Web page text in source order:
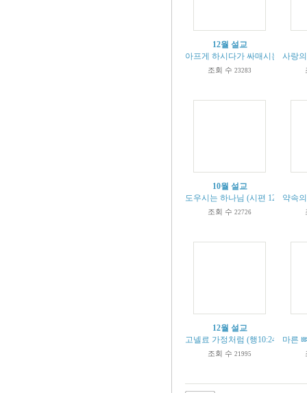
12월 설교
아프게 하시다가 싸매시는 하나님
조회 수 23283
사랑
10월 설교
도우시는 하나님 (시편 121편 1절
조회 수 22726
약속
12월 설교
고넬료 가정처럼 (행10:24-25)
조회 수 21995
마른